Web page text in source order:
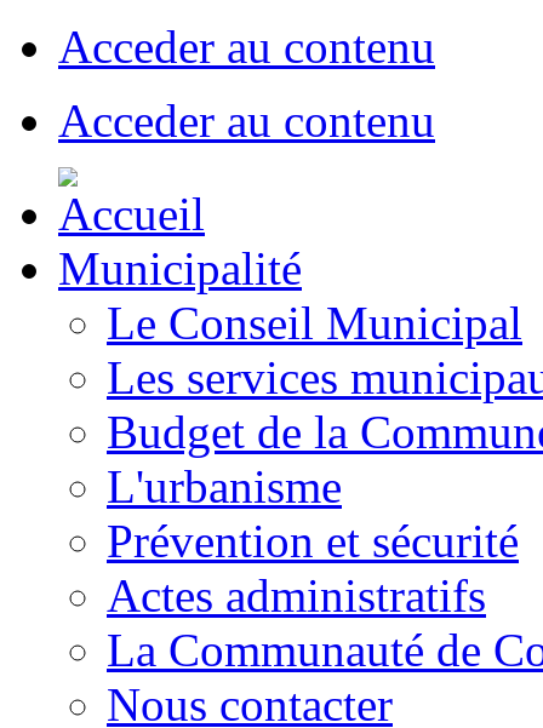
Acceder au contenu
Acceder au contenu
Municipalité
Le Conseil Municipal
Les services
Budget de la
L'urbanisme
Prévention et sécurité
Actes administratifs
La Communauté de
Nous contacter